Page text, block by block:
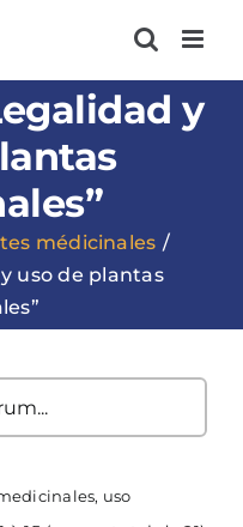
y
médicinales
uso de plantas
, uso